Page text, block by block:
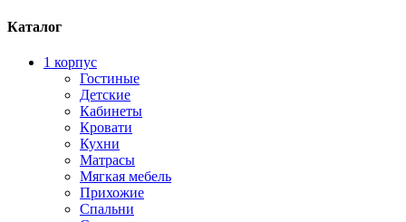
Каталог
1 корпус
Гостиные
Детские
Кабинеты
Кровати
Кухни
Матрасы
Мягкая мебель
Прихожие
Спальни